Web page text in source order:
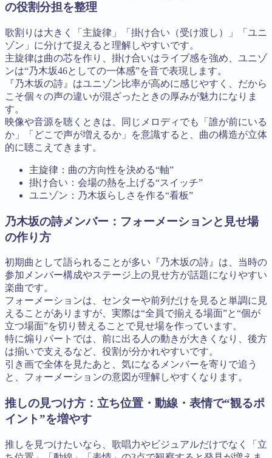
の役割分担を整理
歌割りは大きく「主旋律」「掛け合い（受け渡し）」「ユニ
ゾン」に分けて捉えると理解しやすいです。
主旋律は曲の芯を作り、掛け合いはライブ感を強め、ユニゾ
ンは“乃木坂46としての一体感”を音で表現します。
『乃木坂の詩』はユニゾン比率が高めに感じやすく、だから
こそ個々の声の違いが混ざったときの厚みが魅力になりま
す。
映像や音源を聴くときは、同じメロディでも「誰が前にいる
か」「どこで声が増えるか」を意識すると、曲の構造が立体
的に聴こえてきます。
主旋律：曲の方向性を決める“軸”
掛け合い：会場の熱を上げる“スイッチ”
ユニゾン：乃木坂らしさを作る“看板”
乃木坂の詩メンバー：フォーメーションと見せ場
の作り方
初期曲として語られることが多い『乃木坂の詩』は、当時の
参加メンバー構成やステージ上の見せ方が話題になりやすい
楽曲です。
フォーメーションは、センターや前列だけを見ると単調に見
えることがありますが、実際は“全員で揃える場面”と“個が
立つ場面”を切り替えることで見せ場を作っています。
特に煽りパートでは、前に出る人の動きが大きくなり、後方
は揃いで支えるなど、役割が分かれやすいです。
引き画で全体を見たあと、気になるメンバーを寄りで追う
と、フォーメーションの意図が理解しやすくなります。
推しの見つけ方：立ち位置・動線・表情で“観るポ
イント”を増やす
推しを見つけたいなら、歌唱力やビジュアルだけでなく「立